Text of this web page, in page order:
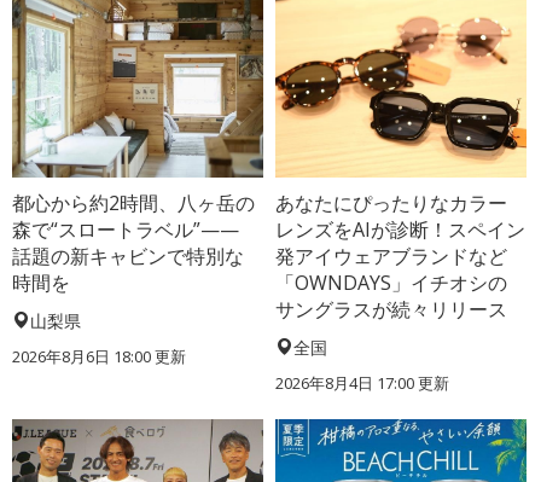
都心から約2時間、八ヶ岳の
森で“スロートラベル”——
話題の新キャビンで特別な
時間を
山梨県
2026年8月6日 18:00更新
あなたにぴったりなカラー
レンズをAIが診断！スペイン
発アイウェアブランドなど
「OWNDAYS」イチオシの
サングラスが続々リリース
全国
2026年8月4日 17:00更新